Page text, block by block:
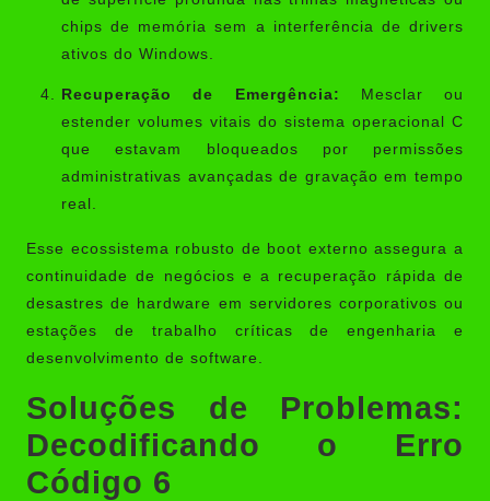
chips de memória sem a interferência de drivers
ativos do Windows.
Recuperação de Emergência: Mesclar ou
estender volumes vitais do sistema operacional C
que estavam bloqueados por permissões
administrativas avançadas de gravação em tempo
real.
Esse ecossistema robusto de boot externo assegura a
continuidade de negócios e a recuperação rápida de
desastres de hardware em servidores corporativos ou
estações de trabalho críticas de engenharia e
desenvolvimento de software.
Soluções de Problemas:
Decodificando o Erro
Código 6